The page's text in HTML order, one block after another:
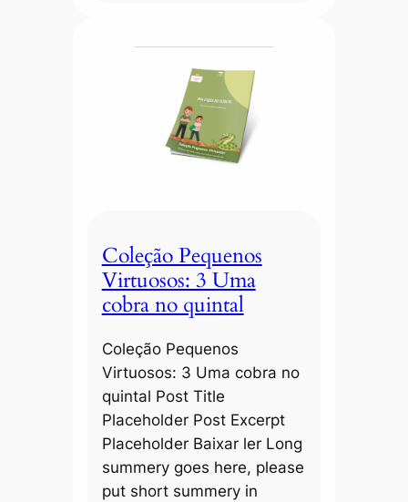
Coleção Pequenos
Virtuosos: 3 Uma
cobra no quintal
Coleção Pequenos
Virtuosos: 3 Uma cobra no
quintal Post Title
Placeholder Post Excerpt
Placeholder Baixar ler Long
summery goes here, please
put short summery in